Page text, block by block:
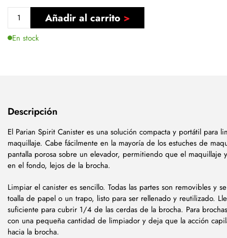
Añadir al carrito
En stock
Descripción
El Parian Spirit Canister es una solución compacta y portátil para
maquillaje. Cabe fácilmente en la mayoría de los estuches de
pantalla porosa sobre un elevador, permitiendo que el maquillaje
en el fondo, lejos de la brocha.
Limpiar el canister es sencillo. Todas las partes son removibles y
toalla de papel o un trapo, listo para ser rellenado y reutilizado.
suficiente para cubrir 1/4 de las cerdas de la brocha. Para
con una pequeña cantidad de limpiador y deja que la acción
hacia la brocha.